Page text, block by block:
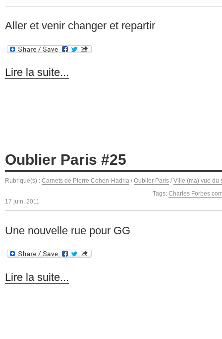
Aller et venir changer et repartir
Lire la suite...
Oublier Paris #25
Rubrique(s) : Carnets de Pierre Cohen-Hadria / Oublier Paris / Ville (ma) vue du
Tags: Charles Forbes
17 juin, 2011
Une nouvelle rue pour GG
Lire la suite...